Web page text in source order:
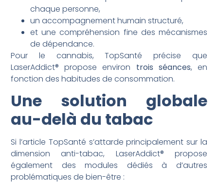
chaque personne,
un accompagnement humain structuré,
et une compréhension fine des mécanismes
de dépendance.
Pour le cannabis, TopSanté précise que
LaserAddict® propose environ trois séances, en
fonction des habitudes de consommation.
Une solution globale
au-delà du tabac
Si l’article TopSanté s’attarde principalement sur la
dimension anti-tabac, LaserAddict® propose
également des modules dédiés à d’autres
problématiques de bien-être :